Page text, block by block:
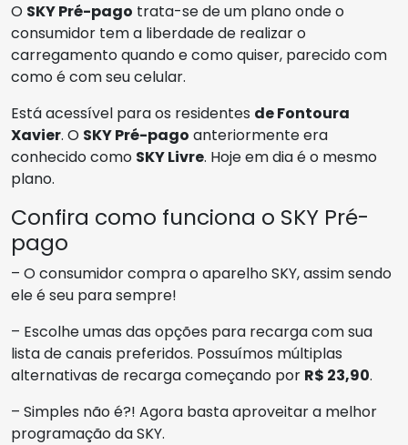
O SKY Pré-pago trata-se de um plano onde o
consumidor tem a liberdade de realizar o
carregamento quando e como quiser, parecido com
como é com seu celular.
Está acessível para os residentes de Fontoura
Xavier. O SKY Pré-pago anteriormente era
conhecido como SKY Livre. Hoje em dia é o mesmo
plano.
Confira como funciona o SKY Pré-
pago
– O consumidor compra o aparelho SKY, assim sendo
ele é seu para sempre!
– Escolhe umas das opções para recarga com sua
lista de canais preferidos. Possuímos múltiplas
alternativas de recarga começando por R$ 23,90.
– Simples não é?! Agora basta aproveitar a melhor
programação da SKY.